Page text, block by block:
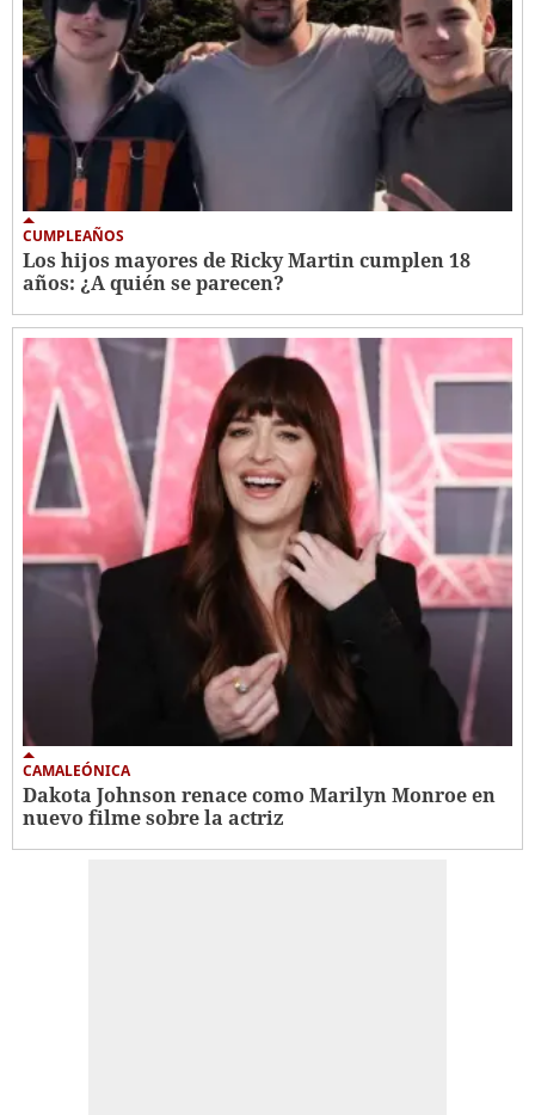
CUMPLEAÑOS
Los hijos mayores de Ricky Martin cumplen 18
años: ¿A quién se parecen?
CAMALEÓNICA
Dakota Johnson renace como Marilyn Monroe en
nuevo filme sobre la actriz